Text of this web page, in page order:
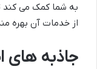
به شما کمک می کند
از خدمات آن بهره
جاذبه های